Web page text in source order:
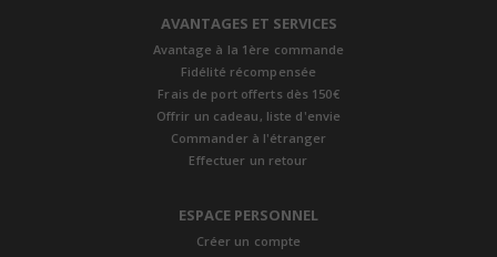
AVANTAGES ET SERVICES
Avantage à la 1ère commande
Fidélité récompensée
Frais de port offerts dès 150€
Offrir un cadeau, liste d'envie
Commander à l'étranger
Effectuer un retour
ESPACE PERSONNEL
Créer un compte